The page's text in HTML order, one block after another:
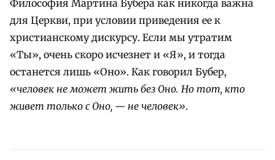
Философия Мартина Бубера как никогда важна
для Церкви, при условии приведения ее к
христианскому дискурсу. Если мы утратим
«Ты», очень скоро исчезнет и «Я», и тогда
останется лишь «Оно». Как говорил Бубер,
«человек не может жить без Оно. Но тот, кто
живет только с Оно, — не человек».